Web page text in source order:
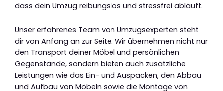
dass dein Umzug reibungslos und stressfrei abläuft.
Unser erfahrenes Team von Umzugsexperten steht
dir von Anfang an zur Seite. Wir übernehmen nicht nur
den Transport deiner Möbel und persönlichen
Gegenstände, sondern bieten auch zusätzliche
Leistungen wie das Ein- und Auspacken, den Abbau
und Aufbau von Möbeln sowie die Montage von